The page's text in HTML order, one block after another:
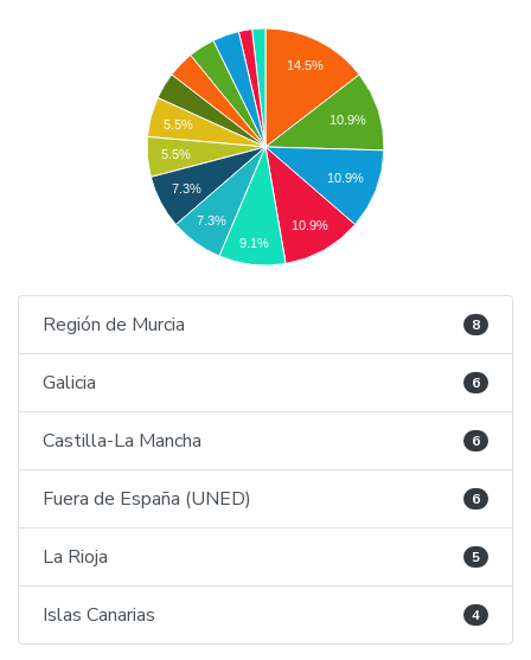
14.5%
10.9%
10.9%
10.9%
5.5%
5.5%
7.3%
7.3%
9.1%
Región de Murcia 8
Galicia 6
Castilla-La Mancha 6
Fuera de España (UNED) 6
La Rioja 5
Islas Canarias 4